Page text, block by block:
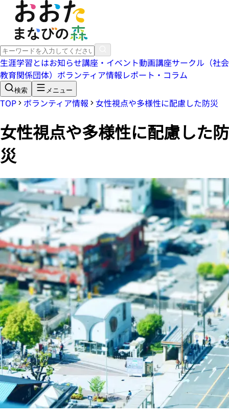
生涯学習とはお知らせ講座・イベント動画講座サークル（社会
教育関係団体） ボランティア情報レポート・コラム
検索 メニュー
TOP ボランティア情報 女性視点や多様性に配慮した防災
女性視点や多様性に配慮した防
災